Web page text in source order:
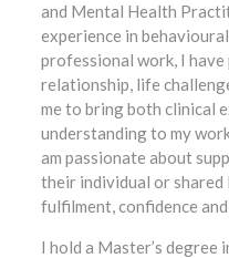
and Mental Health
experience in
professional work, I
relationship, life
me to bring both clinical
understanding to my
am passionate about
their individual or
fulfilment, confidence and
I hold a Master’s degree